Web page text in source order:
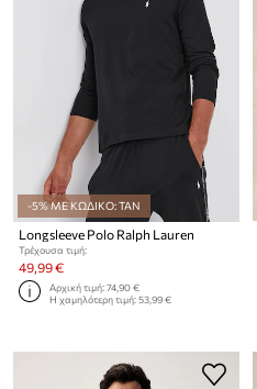
-5% ΜΕ ΚΩΔΙΚΟ: TAN
Longsleeve Polo Ralph Lauren
Τρέχουσα τιμή:
49,99 €
Αρχική τιμή:74,90 €
Η χαμηλότερη τιμή:53,99 €